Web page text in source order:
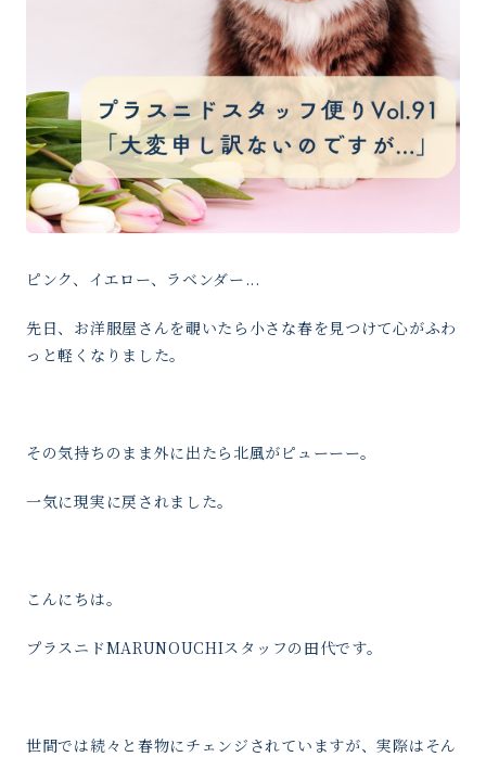
ピンク、イエロー、ラベンダー...
先日、お洋服屋さんを覗いたら小さな春を見つけて心がふわ
っと軽くなりました。
その気持ちのまま外に出たら北風がピューーー。
一気に現実に戻されました。
こんにちは。
プラスニドMARUNOUCHIスタッフの田代です。
世間では続々と春物にチェンジされていますが、実際はそん